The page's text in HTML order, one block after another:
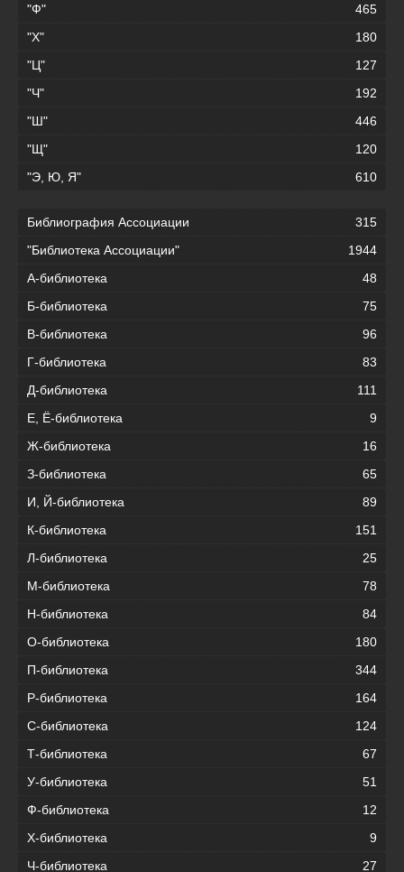
"Ф"
465
"Х"
180
"Ц"
127
"Ч"
192
"Ш"
446
"Щ"
120
"Э, Ю, Я"
610
Библиография Ассоциации
315
"Библиотека Ассоциации"
1944
А-библиотека
48
Б-библиотека
75
В-библиотека
96
Г-библиотека
83
Д-библиотека
111
Е, Ё-библиотека
9
Ж-библиотека
16
З-библиотека
65
И, Й-библиотека
89
К-библиотека
151
Л-библиотека
25
М-библиотека
78
Н-библиотека
84
О-библиотека
180
П-библиотека
344
Р-библиотека
164
С-библиотека
124
Т-библиотека
67
У-библиотека
51
Ф-библиотека
12
Х-библиотека
9
Ч-библиотека
27